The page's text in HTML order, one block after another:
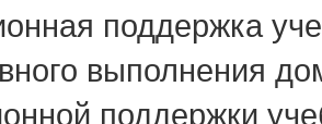
поддержка
выполнения
поддержки